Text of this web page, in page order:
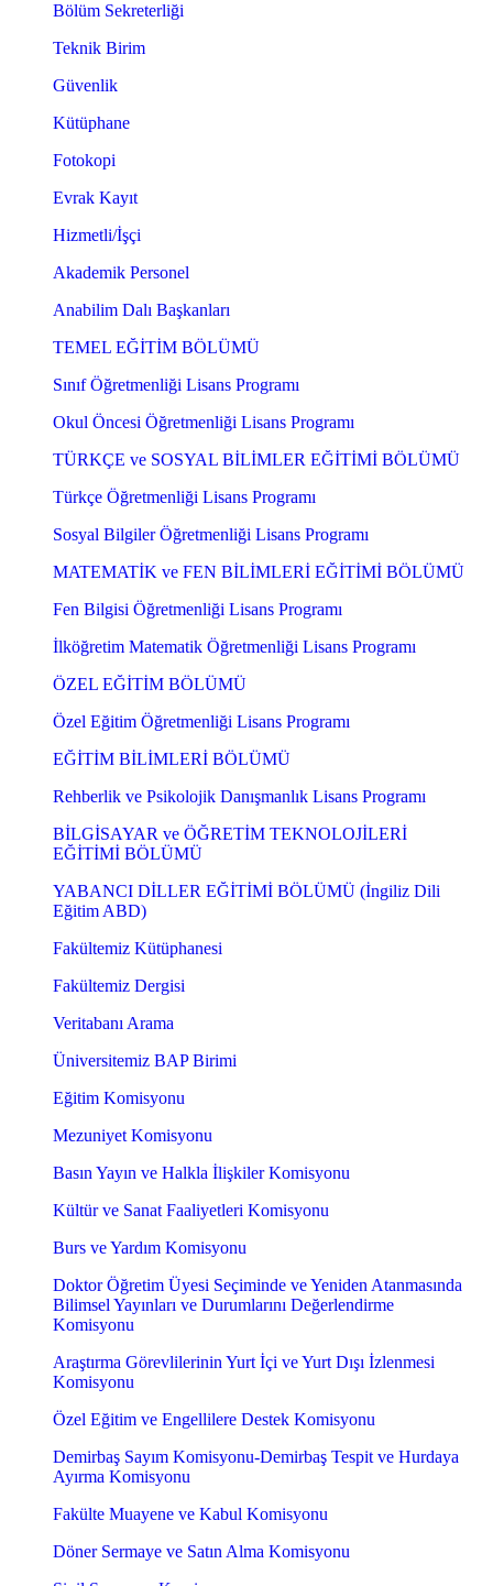
Bölüm Sekreterliği
Teknik Birim
Güvenlik
Kütüphane
Fotokopi
Evrak Kayıt
Hizmetli/İşçi
Akademik Personel
Anabilim Dalı Başkanları
TEMEL EĞİTİM BÖLÜMÜ
Sınıf Öğretmenliği Lisans Programı
Okul Öncesi Öğretmenliği Lisans Programı
TÜRKÇE ve SOSYAL BİLİMLER EĞİTİMİ BÖLÜMÜ
Türkçe Öğretmenliği Lisans Programı
Sosyal Bilgiler Öğretmenliği Lisans Programı
MATEMATİK ve FEN BİLİMLERİ EĞİTİMİ BÖLÜMÜ
Fen Bilgisi Öğretmenliği Lisans Programı
İlköğretim Matematik Öğretmenliği Lisans Programı
ÖZEL EĞİTİM BÖLÜMÜ
Özel Eğitim Öğretmenliği Lisans Programı
EĞİTİM BİLİMLERİ BÖLÜMÜ
Rehberlik ve Psikolojik Danışmanlık Lisans Programı
BİLGİSAYAR ve ÖĞRETİM TEKNOLOJİLERİ
EĞİTİMİ BÖLÜMÜ
YABANCI DİLLER EĞİTİMİ BÖLÜMÜ (İngiliz Dili
Eğitim ABD)
Fakültemiz Kütüphanesi
Fakültemiz Dergisi
Veritabanı Arama
Üniversitemiz BAP Birimi
Eğitim Komisyonu
Mezuniyet Komisyonu
Basın Yayın ve Halkla İlişkiler Komisyonu
Kültür ve Sanat Faaliyetleri Komisyonu
Burs ve Yardım Komisyonu
Doktor Öğretim Üyesi Seçiminde ve Yeniden Atanmasında
Bilimsel Yayınları ve Durumlarını Değerlendirme
Komisyonu
Araştırma Görevlilerinin Yurt İçi ve Yurt Dışı İzlenmesi
Komisyonu
Özel Eğitim ve Engellilere Destek Komisyonu
Demirbaş Sayım Komisyonu-Demirbaş Tespit ve Hurdaya
Ayırma Komisyonu
Fakülte Muayene ve Kabul Komisyonu
Döner Sermaye ve Satın Alma Komisyonu